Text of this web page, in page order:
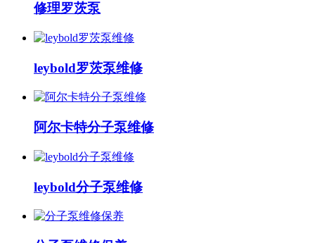
修理罗茨泵
leybold罗茨泵维修
阿尔卡特分子泵维修
leybold分子泵维修